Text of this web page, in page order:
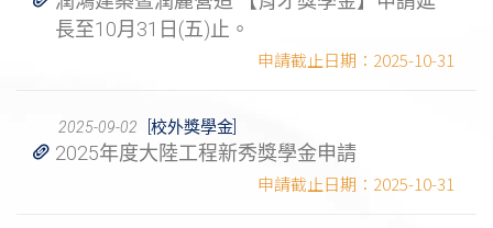
長至10月31日(五)止。
2025-10-31
2025-09-02 [校外獎學金]
2025年度大陸工程新秀獎學金申請
2025-10-31